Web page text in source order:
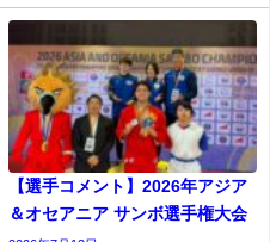
【選手コメント】2026年アジア
＆オセアニア サンボ選手権大会